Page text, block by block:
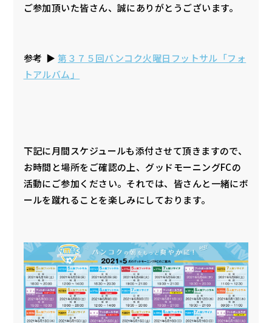
ご参加頂いた皆さん、誠にありがとうございます。
参考 ▶︎第３７５回バンコク火曜日フットサル「フォ
トアルバム」
下記に月間スケジュールも添付させて頂きますので、
お時間と場所をご確認の上、グッドモーニングFCの
活動にご参加ください。それでは、皆さんと一緒にボ
ールを蹴れることを楽しみにしております。